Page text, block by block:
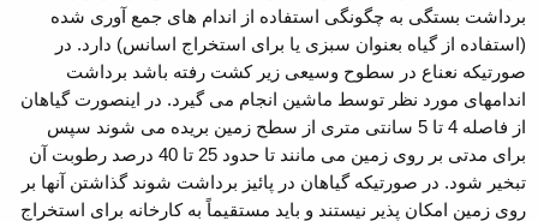
برداشت بستگی به چگونگی استفاده از اندام های جمع آوری شده
(استفاده از گیاه بعنوان سبزی یا برای استخراج اسانس) دارد. در
صورتیکه نعناع در سطوح وسیعی زیر کشت رفته باشد برداشت
اندامهای مورد نظر توسط ماشین انجام می گیرد. در اینصورت گیاهان
از فاصله 4 تا 5 سانتی متری از سطح زمین بریده می شوند سپس
برای مدتی بر روی زمین می مانند تا حدود 25 تا 40 درصد رطوبت آن
تبخیر شود. در صورتیکه گیاهان در پائیز برداشت شوند گذاشتن آنها بر
روی زمین امکان پذیر نیستند و باید مستقیماً به کارخانه برای استخراج